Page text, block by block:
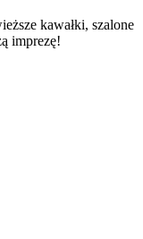
kawałki, szalone
imprezę!